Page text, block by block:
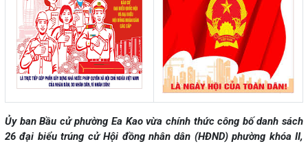
Ủy ban Bầu cử phường Ea Kao vừa chính thức công bố danh sách
26 đại biểu trúng cử Hội đồng nhân dân (HĐND) phường khóa II,